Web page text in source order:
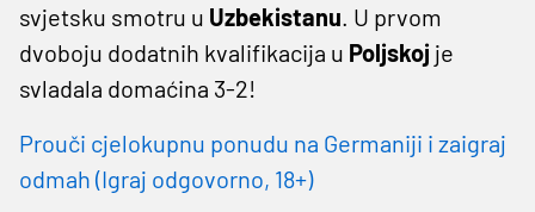
svjetsku smotru u Uzbekistanu. U prvom
dvoboju dodatnih kvalifikacija u Poljskoj je
svladala domaćina 3-2!
Prouči cjelokupnu ponudu na Germaniji i zaigraj
odmah (Igraj odgovorno, 18+)